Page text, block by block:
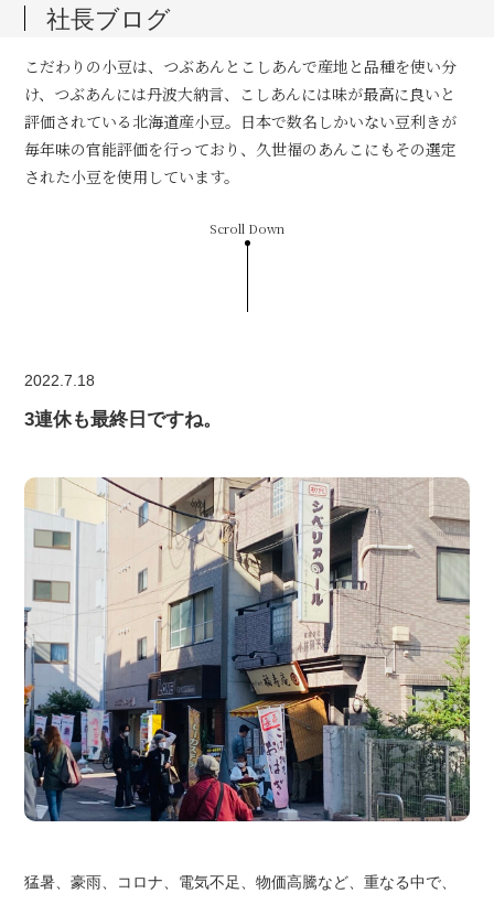
社長ブログ
こだわりの小豆は、つぶあんとこしあんで産地と品種を使い分
け、つぶあんには丹波大納言、こしあんには味が最高に良いと
評価されている北海道産小豆。日本で数名しかいない豆利きが
毎年味の官能評価を行っており、久世福のあんこにもその選定
された小豆を使用しています。
Scroll Down
2022.7.18
3連休も最終日ですね。
猛暑、豪雨、コロナ、電気不足、物価高騰など、重なる中で、